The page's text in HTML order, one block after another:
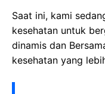
Saat ini, kami
kesehatan untuk
dinamis dan
kesehatan yang